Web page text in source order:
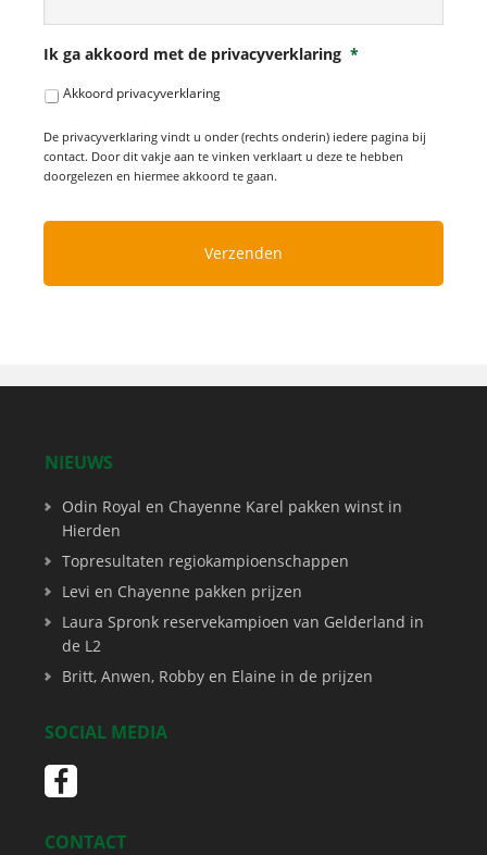
Ik ga akkoord met de privacyverklaring *
Akkoord privacyverklaring
De privacyverklaring vindt u onder (rechts onderin) iedere pagina bij
contact. Door dit vakje aan te vinken verklaart u deze te hebben
doorgelezen en hiermee akkoord te gaan.
NIEUWS
Odin Royal en Chayenne Karel pakken winst in
Hierden
Topresultaten regiokampioenschappen
Levi en Chayenne pakken prijzen
Laura Spronk reservekampioen van Gelderland in
de L2
Britt, Anwen, Robby en Elaine in de prijzen
SOCIAL MEDIA
CONTACT